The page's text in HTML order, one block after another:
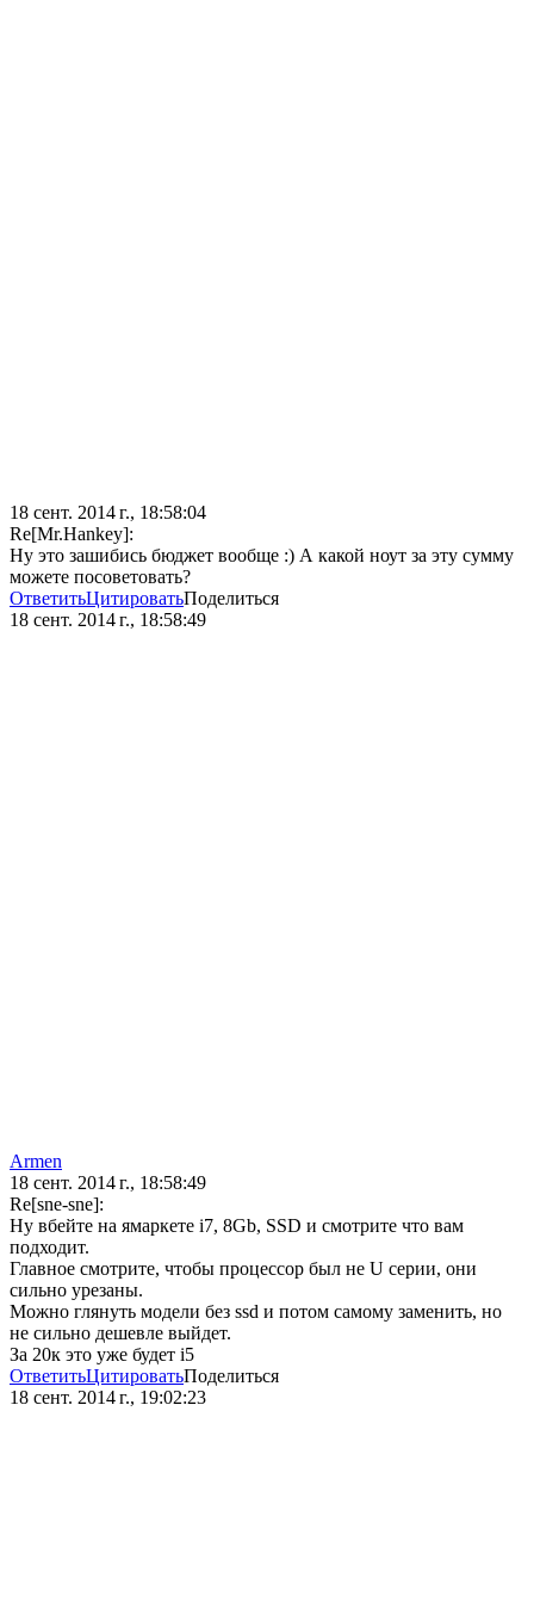
18 сент. 2014 г., 18:58:04
Re[Mr.Hankey]:
Ну это зашибись бюджет вообще :) А какой ноут за эту сумму
можете посоветовать?
ОтветитьЦитироватьПоделиться
18 сент. 2014 г., 18:58:49
Аrmen
18 сент. 2014 г., 18:58:49
Re[sne-sne]:
Ну вбейте на ямаркете i7, 8Gb, SSD и смотрите что вам
подходит.
Главное смотрите, чтобы процессор был не U серии, они
сильно урезаны.
Можно глянуть модели без ssd и потом самому заменить, но
не сильно дешевле выйдет.
За 20к это уже будет i5
ОтветитьЦитироватьПоделиться
18 сент. 2014 г., 19:02:23